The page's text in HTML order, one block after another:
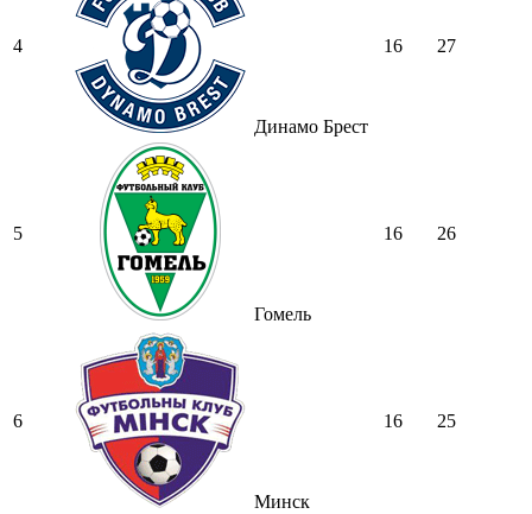
4
Динамо Брест
16 27
5
Гомель
16 26
6
Минск
16 25